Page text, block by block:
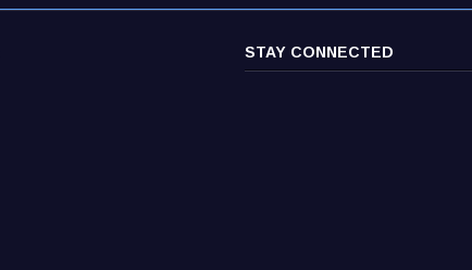
STAY CONNECTED